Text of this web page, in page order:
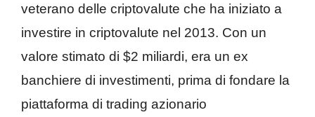
veterano delle criptovalute che ha iniziato a
investire in criptovalute nel 2013. Con un
valore stimato di $2 miliardi, era un ex
banchiere di investimenti, prima di fondare la
piattaforma di trading azionario